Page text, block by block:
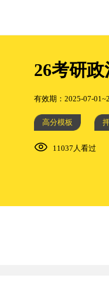
26考研
有效期：2025-07-
高分模板
11037人看过